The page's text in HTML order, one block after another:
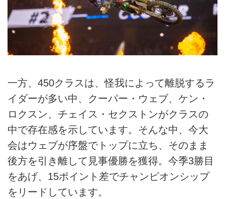
一方、450クラスは、怪我によって離脱するラ
イダーが多い中、クーパー・ウェブ、ケン・
ロクスン、チェイス・セクストンがクラスの
中で存在感を示しています。そんな中、今大
会はウェブが序盤でトップに立ち、そのまま
後方を引き離して見事優勝を獲得。今季3勝目
をあげ、15ポイント差でチャンピオンシップ
をリードしています。